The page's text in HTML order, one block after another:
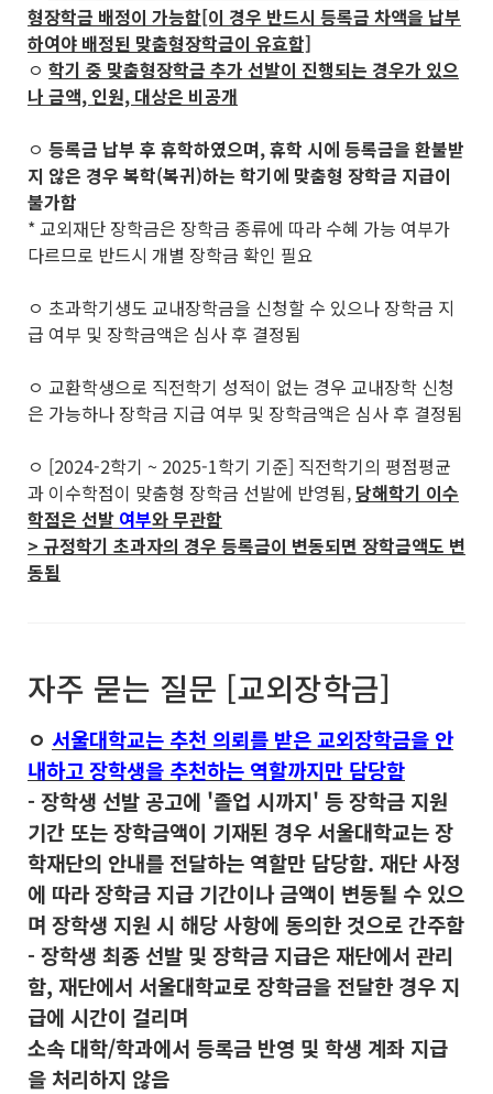
형장학금 배정이 가능함[이 경우 반드시 등록금 차액을 납부
하여야 배정된 맞춤형장학금이 유효함]
ㅇ 학기 중 맞춤형장학금 추가 선발이 진행되는 경우가 있으
나 금액, 인원, 대상은 비공개
ㅇ 등록금 납부 후 휴학하였으며, 휴학 시에 등록금을 환불받
지 않은 경우 복학(복귀)하는 학기에 맞춤형 장학금 지급이
불가함
* 교외재단 장학금은 장학금 종류에 따라 수혜 가능 여부가
다르므로 반드시 개별 장학금 확인 필요
ㅇ 초과학기생도 교내장학금을 신청할 수 있으나 장학금 지
급 여부 및 장학금액은 심사 후 결정됨
ㅇ 교환학생으로 직전학기 성적이 없는 경우 교내장학 신청
은 가능하나 장학금 지급 여부 및 장학금액은 심사 후 결정됨
ㅇ [2024-2학기 ~ 2025-1학기 기준] 직전학기의 평점평균
과 이수학점이 맞춤형 장학금 선발에 반영됨, 당해학기 이수
학점은 선발 여부와 무관함
> 규정학기 초과자의 경우 등록금이 변동되면 장학금액도 변
동됨
자주 묻는 질문 [교외장학금]
ㅇ 서울대학교는 추천 의뢰를 받은 교외장학금을 안
내하고 장학생을 추천하는 역할까지만 담당함
- 장학생 선발 공고에 '졸업 시까지' 등 장학금 지원
기간 또는 장학금액이 기재된 경우 서울대학교는 장
학재단의 안내를 전달하는 역할만 담당함. 재단 사정
에 따라 장학금 지급 기간이나 금액이 변동될 수 있으
며 장학생 지원 시 해당 사항에 동의한 것으로 간주함
- 장학생 최종 선발 및 장학금 지급은 재단에서 관리
함, 재단에서 서울대학교로 장학금을 전달한 경우 지
급에 시간이 걸리며
소속 대학/학과에서 등록금 반영 및 학생 계좌 지급
을 처리하지 않음